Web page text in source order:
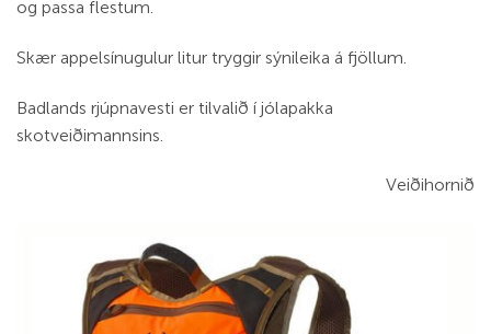
og passa flestum.
Skær appelsínugulur litur tryggir sýnileika á fjöllum.
Badlands rjúpnavesti er tilvalið í jólapakka
skotveiðimannsins.
Veiðihornið